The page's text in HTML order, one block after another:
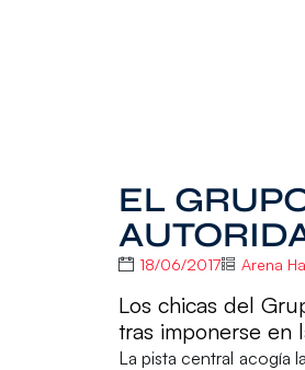
EL
18/06/2017 Arena
Los chicas del
tras imponerse en
La pista central acogía